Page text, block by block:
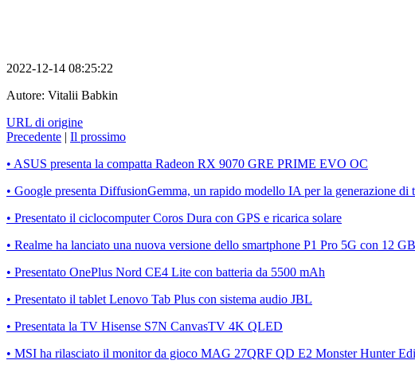
2022-12-14 08:25:22
Autore: Vitalii Babkin
URL di origine
Precedente | Il prossimo
• ASUS presenta la compatta Radeon RX 9070 GRE PRIME EVO OC
• Google presenta DiffusionGemma, un rapido modello IA per la generazione di
• Presentato il ciclocomputer Coros Dura con GPS e ricarica solare
• Realme ha lanciato una nuova versione dello smartphone P1 Pro 5G con 12
• Presentato OnePlus Nord CE4 Lite con batteria da 5500 mAh
• Presentato il tablet Lenovo Tab Plus con sistema audio JBL
• Presentata la TV Hisense S7N CanvasTV 4K QLED
• MSI ha rilasciato il monitor da gioco MAG 27QRF QD E2 Monster Hunter